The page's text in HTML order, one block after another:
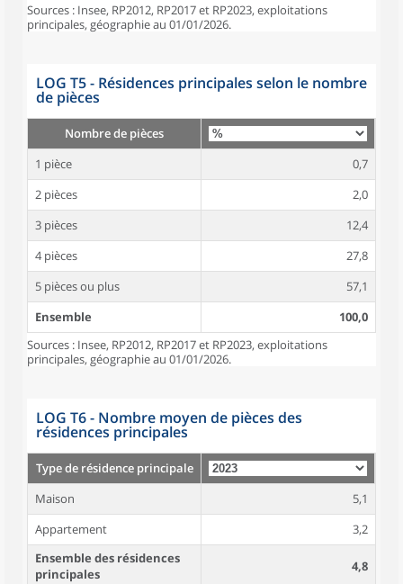
Sources : Insee, RP2012, RP2017 et RP2023, exploitations
principales, géographie au 01/01/2026.
LOG T5 - Résidences principales selon le nombre
de pièces
Nombre de pièces
1 pièce
0,7
2 pièces
2,0
3 pièces
12,4
4 pièces
27,8
5 pièces ou plus
57,1
Ensemble
100,0
Sources : Insee, RP2012, RP2017 et RP2023, exploitations
principales, géographie au 01/01/2026.
LOG T6 - Nombre moyen de pièces des
résidences principales
Type de résidence principale
Maison
5,1
Appartement
3,2
Ensemble des résidences
principales
4,8